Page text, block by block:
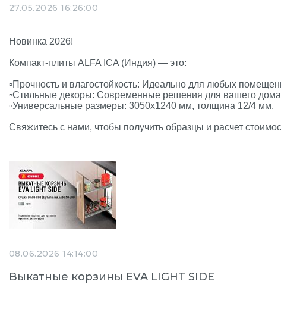
27.05.2026 16:26:00
Новинка 2026!
Компакт-плиты ALFA ICA (Индия) — это:
▫️Прочность и влагостойкость: Идеально для любых
▫️Стильные декоры: Современные решения для вашего
▫️Универсальные размеры: 3050x1240 мм, толщина 12/4 мм.
Свяжитесь с нами, чтобы получить образцы и расчет
08.06.2026 14:14:00
Выкатные корзины EVA LIGHT SIDE